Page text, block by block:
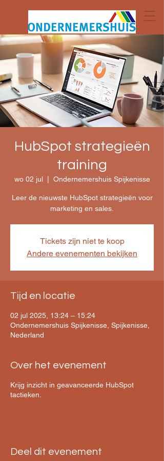
HubSpot strategieën
training
wo 02 jul
  |
Ondernemershuis Spijkenisse
Leer de nieuwste HubSpot strategieën voor
marketing en sales.
Tickets zijn niet te koop
Andere evenementen bekijken
Tijd en locatie
02 jul 2025, 13:24 – 15:24
Ondernemershuis Spijkenisse, Spijkenisse,
Nederland
Over het evenement
Krijg inzicht in geavanceerde HubSpot
tactieken.
Deel dit evenement